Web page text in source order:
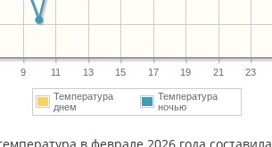
9 11 13 15 17 19 21 23
Температура
днем
Температура
ночью